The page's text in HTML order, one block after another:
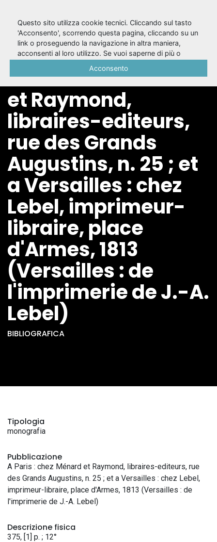
16: Molière 3. - A
Paris : chez Ménard
et Raymond,
libraires-editeurs,
rue des Grands
Augustins, n. 25 ; et
a Versailles : chez
Lebel, imprimeur-
libraire, place
d'Armes, 1813
(Versailles : de
l'imprimerie de J.-A.
Lebel)
BIBLIOGRAFICA
Tipologia
monografia
Pubblicazione
A Paris : chez Ménard et Raymond, libraires-editeurs, rue
des Grands Augustins, n. 25 ; et a Versailles : chez Lebel,
imprimeur-libraire, place d'Armes, 1813 (Versailles : de
l'imprimerie de J.-A. Lebel)
Descrizione fisica
375, [1] p. ; 12°
Questo sito utilizza cookie tecnici. Cliccando sul tasto
'Acconsento', scorrendo questa pagina, cliccando su un
link o proseguendo la navigazione in altra maniera,
acconsenti al loro utilizzo. Se vuoi saperne di più o
Acconsento